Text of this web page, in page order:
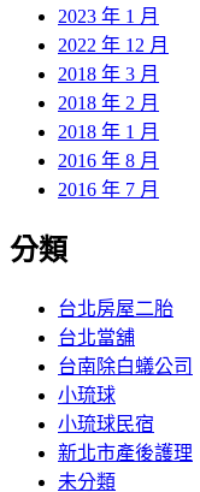
2023 年 1 月
2022 年 12 月
2018 年 3 月
2018 年 2 月
2018 年 1 月
2016 年 8 月
2016 年 7 月
分類
台北房屋二胎
台北當舖
台南除白蟻公司
小琉球
小琉球民宿
新北市產後護理
未分類